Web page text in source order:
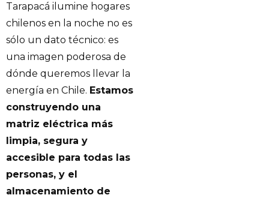
Tarapacá ilumine hogares
chilenos en la noche no es
sólo un dato técnico: es
una imagen poderosa de
dónde queremos llevar la
energía en Chile. Estamos
construyendo una
matriz eléctrica más
limpia, segura y
accesible para todas las
personas, y el
almacenamiento de